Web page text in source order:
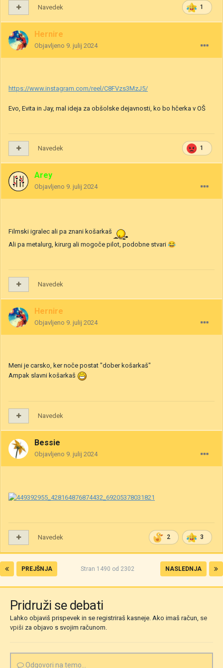
1
Navedek
Hernire
Objavljeno 9. julij 2024
https://www.instagram.com/reel/C8FVzs3MzJ5/
Evo, Evita in Jay, mal ideja za obšolske dejavnosti, ko bo hčerka v OŠ
1
Navedek
Arey
Objavljeno 9. julij 2024
Filmski igralec ali pa znani košarkaš
Ali pa metalurg, kirurg ali mogoče pilot, podobne stvari 😂
Navedek
Hernire
Objavljeno 9. julij 2024
Meni je carsko, ker noče postat "dober košarkaš"
Ampak slavni košarkaš
Navedek
Bessie
Objavljeno 9. julij 2024
2 3
Navedek
PREJŠNJA NASLEDNJA
Stran 1490 od 2302
Pridruži se debati
Lahko objaviš prispevek in se registriraš kasneje. Ako imaš račun, se
vpiši za objavo s svojim računom.
Odgovori na temo...